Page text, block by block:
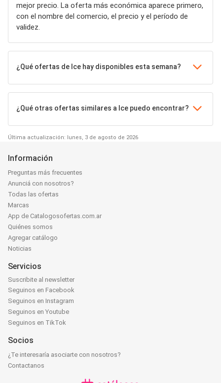
mejor precio. La oferta más económica aparece primero,
con el nombre del comercio, el precio y el período de
validez.
¿Qué ofertas de Ice hay disponibles esta semana?
¿Qué otras ofertas similares a Ice puedo encontrar?
Última actualización: lunes, 3 de agosto de 2026
Información
Preguntas más frecuentes
Anunciá con nosotros?
Todas las ofertas
Marcas
App de Catalogosofertas.com.ar
Quiénes somos
Agregar catálogo
Noticias
Servicios
Suscribite al newsletter
Seguinos en Facebook
Seguinos en Instagram
Seguinos en Youtube
Seguinos en TikTok
Socios
¿Te interesaría asociarte con nosotros?
Contactanos